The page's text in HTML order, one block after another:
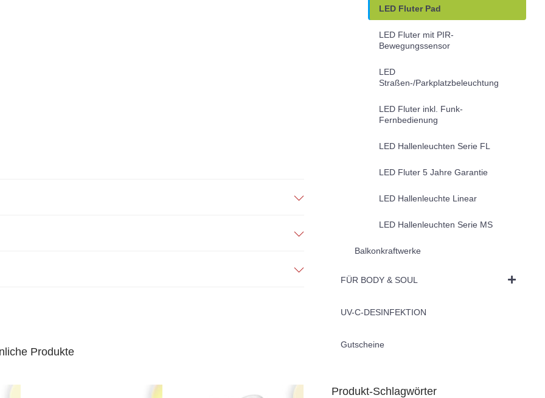
Produkte
LED Fluter Pad
LED Fluter mit PIR-
Bewegungssensor
LED
Straßen-/Parkplatzbeleuchtung
LED Fluter inkl. Funk-
Fernbedienung
LED Hallenleuchten Serie FL
LED Fluter 5 Jahre Garantie
LED Hallenleuchte Linear
LED Hallenleuchten Serie MS
Balkonkraftwerke
FÜR BODY & SOUL
UV-C-DESINFEKTION
Gutscheine
Produkt-Schlagwörter